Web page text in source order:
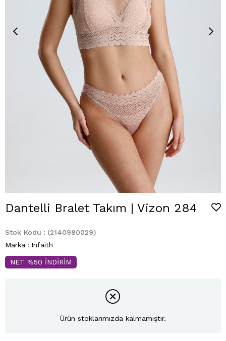
Dantelli Bralet Takım | Vizon 284
Stok Kodu
(2140980029)
Marka : Infaith
NET %50 İNDİRİM
Ürün stoklarımızda kalmamıştır.